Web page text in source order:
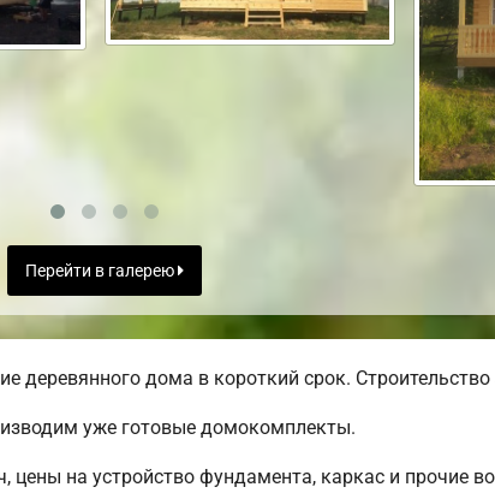
Перейти в галерею
деревянного дома в короткий срок.
уже готовые домокомплекты.
цены на устройство фундамента, каркас и прочие